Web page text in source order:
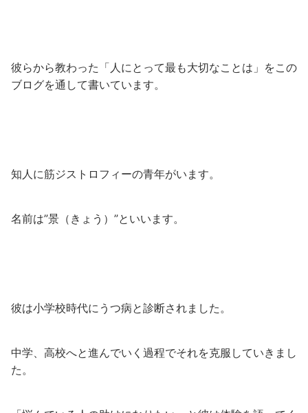
彼らから教わった「人にとって最も大切なことは」をこの
ブログを通して書いています。
知人に筋ジストロフィーの青年がいます。
名前は”景（きょう）”といいます。
彼は小学校時代にうつ病と診断されました。
中学、高校へと進んでいく過程でそれを克服していきまし
た。